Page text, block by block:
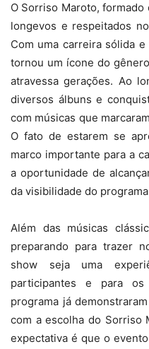
O Sorriso Maroto, formado
longevos e respeitados
Com uma carreira sólida
tornou um ícone do
atravessa gerações. Ao
diversos álbuns e
com músicas que
O fato de estarem se
marco importante para a
a oportunidade de
da visibilidade do
Além das músicas
preparando para trazer
show seja uma
participantes e para
programa já
com a escolha do Sorriso
expectativa é que o